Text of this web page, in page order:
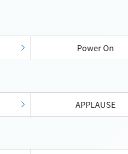
Power On
APPLAUSE